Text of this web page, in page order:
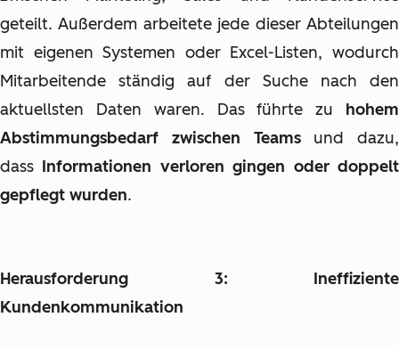
geteilt. Außerdem arbeitete jede dieser Abteilungen
mit eigenen Systemen oder Excel-Listen, wodurch
Mitarbeitende ständig auf der Suche nach den
aktuellsten Daten waren. Das führte zu hohem
Abstimmungsbedarf zwischen Teamsund dazu,
dass Informationen verloren gingen oder doppelt
gepflegt wurden.
Herausforderung 3: Ineffiziente
Kundenkommunikation